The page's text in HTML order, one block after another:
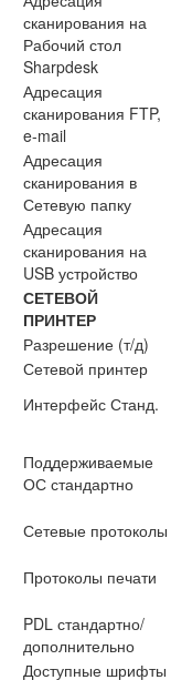
сканирования на
Рабочий стол
Sharpdesk
Адресация
сканирования FTP,
e-mail
Адресация
сканирования в
Сетевую папку
Адресация
сканирования на
USB устройство
СЕТЕВОЙ
ПРИНТЕР
Разрешение (т/д)
Сетевой принтер
Интерфейс Станд.
Поддерживаемые
ОС стандартно
Сетевые протоколы
Протоколы печати
PDL стандартно/
дополнительно
Доступные шрифты